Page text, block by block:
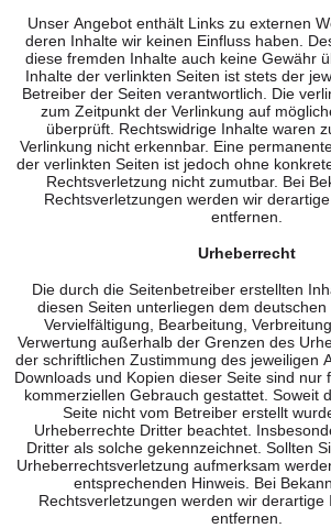
Unser Angebot enthält Links zu externen
deren Inhalte wir keinen Einfluss haben.
diese fremden Inhalte auch keine Gewähr
Inhalte der verlinkten Seiten ist stets der
Betreiber der Seiten verantwortlich. Die
zum Zeitpunkt der Verlinkung auf
überprüft. Rechtswidrige Inhalte waren
Verlinkung nicht erkennbar. Eine
der verlinkten Seiten ist jedoch ohne
Rechtsverletzung nicht zumutbar. Bei
Rechtsverletzungen werden wir
entfernen.
Urheberrecht
Die durch die Seitenbetreiber erstellten
diesen Seiten unterliegen dem
Vervielfältigung, Bearbeitung,
Verwertung außerhalb der Grenzen des
der schriftlichen Zustimmung des jeweiligen
Downloads und Kopien dieser Seite sind nur
kommerziellen Gebrauch gestattet. Soweit
Seite nicht vom Betreiber erstellt
Urheberrechte Dritter beachtet.
Dritter als solche gekennzeichnet. Sollten
Urheberrechtsverletzung aufmerksam
entsprechenden Hinweis. Bei
Rechtsverletzungen werden wir derartige
entfernen.